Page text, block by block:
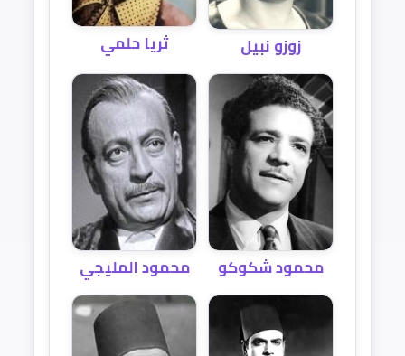
زوزو نبيل ثريا حلمي
محمود شكوكو محمود المليجي